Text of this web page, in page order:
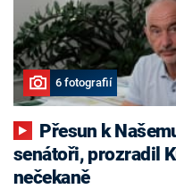
6 fotografií
senátoři, prozradil
nečekaně